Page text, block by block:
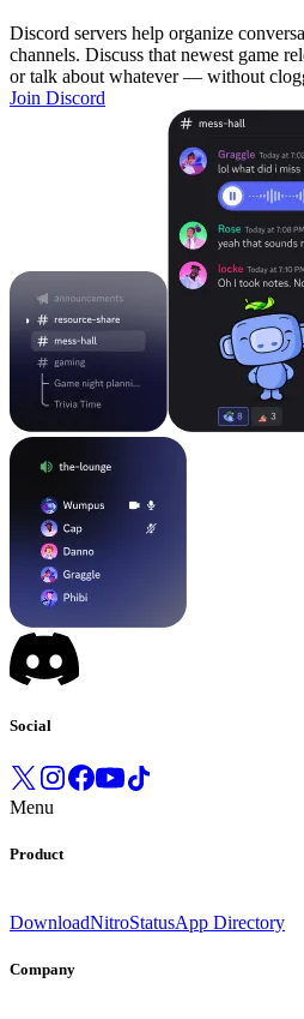
Discord servers help organize
channels. Discuss that newest game
or talk about whatever — without
Join Discord
Social
Menu
Product
DownloadNitroStatusApp Directory
Company